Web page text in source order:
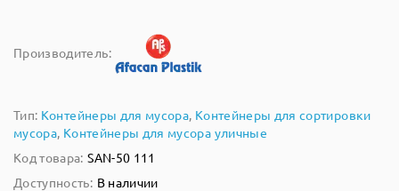
Производитель:
Тип: Контейнеры для мусора, Контейнеры для сортировки
мусора, Контейнеры для мусора уличные
Код товара: SAN-50 111
Доступность: В наличии